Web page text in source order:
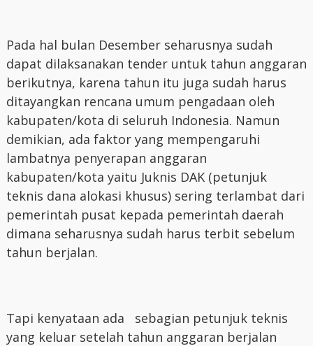
Pada hal bulan Desember seharusnya sudah
dapat dilaksanakan tender untuk tahun anggaran
berikutnya, karena tahun itu juga sudah harus
ditayangkan rencana umum pengadaan oleh
kabupaten/kota di seluruh Indonesia. Namun
demikian, ada faktor yang mempengaruhi
lambatnya penyerapan anggaran
kabupaten/kota yaitu Juknis DAK (petunjuk
teknis dana alokasi khusus) sering terlambat dari
pemerintah pusat kepada pemerintah daerah
dimana seharusnya sudah harus terbit sebelum
tahun berjalan.
Tapi kenyataan ada sebagian petunjuk teknis
yang keluar setelah tahun anggaran berjalan